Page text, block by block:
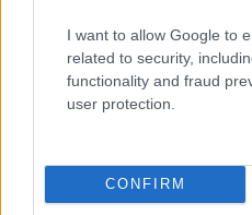
I want to allow Google to
related to security,
functionality and fraud
user protection.
CONFIRM
κύριε τράκη ? 🤣🤣🤣
Απαντήστε
TRENDING